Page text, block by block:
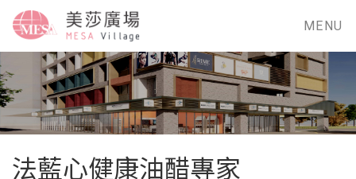
MENU
法藍心健康油醋專家